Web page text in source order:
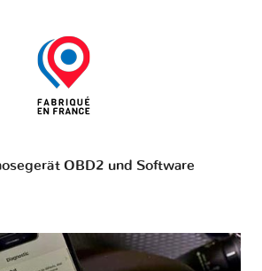
OBD2 und Software